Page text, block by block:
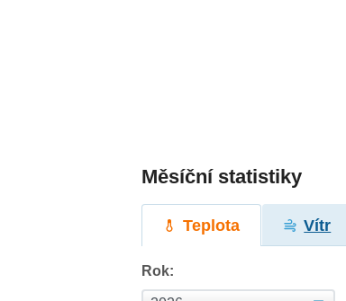
Měsíční statistiky
Teplota Vítr
Rok: